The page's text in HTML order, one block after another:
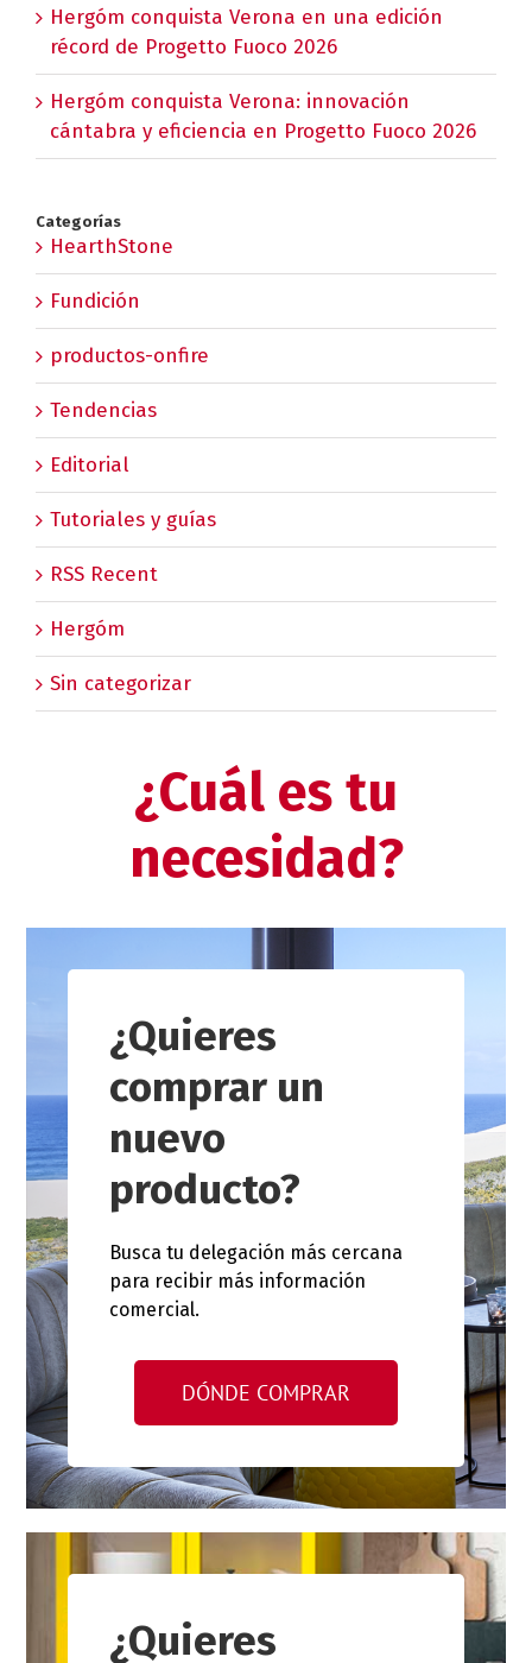
Hergóm conquista Verona en una edición
récord de Progetto Fuoco 2026
Hergóm conquista Verona: innovación
cántabra y eficiencia en Progetto Fuoco 2026
Categorías
HearthStone
Fundición
productos-onfire
Tendencias
Editorial
Tutoriales y guías
RSS Recent
Hergóm
Sin categorizar
¿Cuál es tu
necesidad?
¿Quieres
comprar un
nuevo
producto?
Busca tu delegación más cercana
para recibir más información
comercial.
DÓNDE COMPRAR
¿Quieres